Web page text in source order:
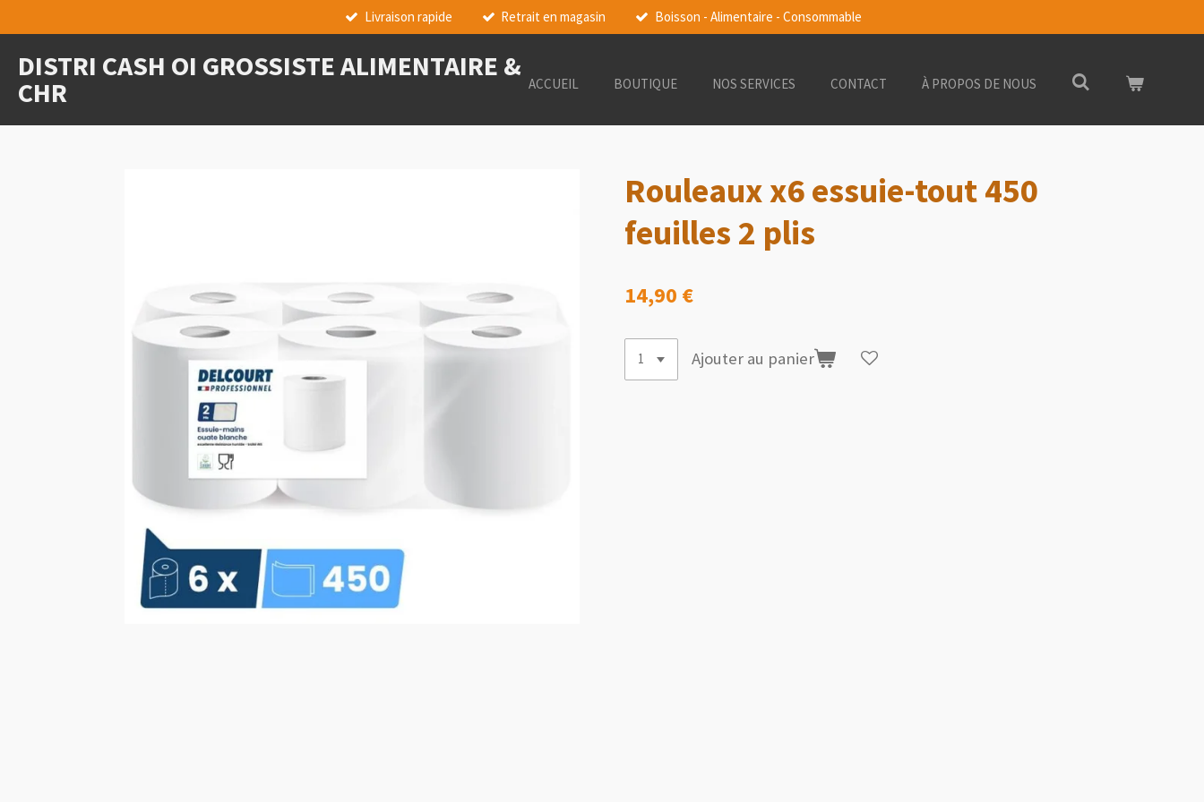
au
contenu
principal
Livraison rapide Retrait en magasin Boisson - Alimentaire - Consommable
DISTRI CASH OI GROSSISTE ALIMENTAIRE &
CHR ACCUEIL BOUTIQUE NOS SERVICES CONTACT À PROPOS DE NOUS
Rouleaux x6 essuie-tout 450
feuilles 2 plis
14,90 €
Ajouter au panier